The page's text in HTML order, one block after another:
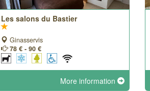
Les salons du Bastier
Ginasservis
78 € - 90 €
More information